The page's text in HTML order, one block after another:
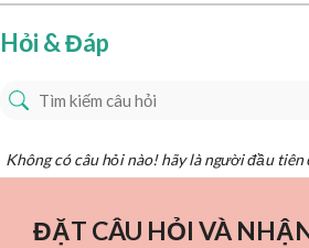
Hỏi & Đáp
Không có câu hỏi nào! hãy là người đầu tiên
ĐẶT CÂU HỎI VÀ